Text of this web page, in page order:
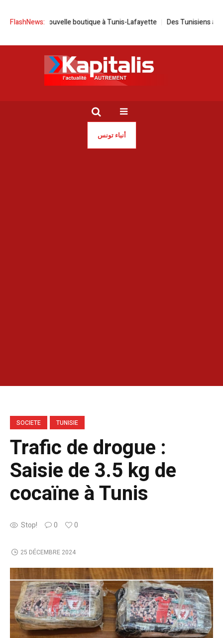
FlashNews:
une nouvelle boutique à Tunis-Lafayette Des Tunisiens à
أنباء تونس
SOCIETE TUNISIE
Trafic de drogue :
Saisie de 3.5 kg de
cocaïne à Tunis
Stop! 0 0
25 DÉCEMBRE 2024